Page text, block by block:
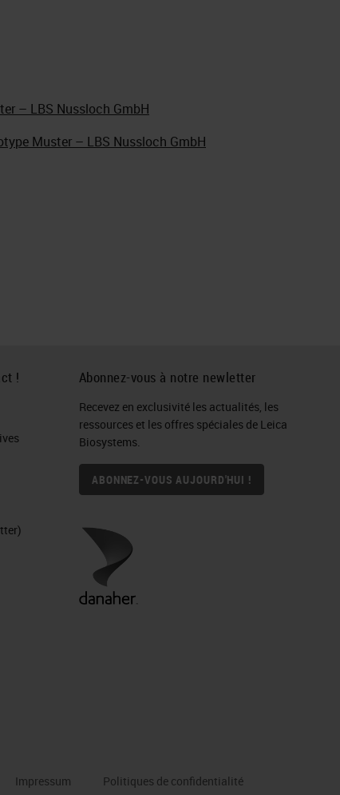
– LBS Nussloch GmbH
Muster – LBS Nussloch GmbH
! Abonnez-vous à notre newletter
Recevez en exclusivité les actualités, les
ressources et les offres spéciales de Leica
Biosystems.
ABONNEZ-VOUS AUJOURD'HUI !
Impressum
Politiques de confidentialité